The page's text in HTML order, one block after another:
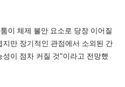
이 체제 불안 요소로 당장 이어질
만 장기적인 관점에서 소외된 간
이 점차 커질 것”이라고 전망했